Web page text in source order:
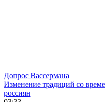
Допрос Вассермана
Изменение традиций со
россиян